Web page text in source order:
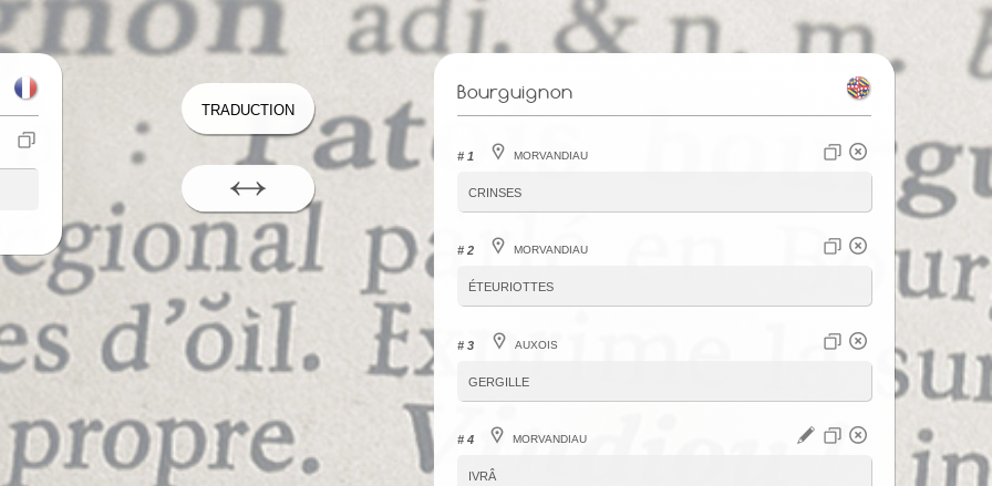
Traduction
Bourguignon
# 1 Morvandiau
crinses
# 2 Morvandiau
éteuriottes
# 3 Auxois
gergille
# 4 Morvandiau
ivrâ